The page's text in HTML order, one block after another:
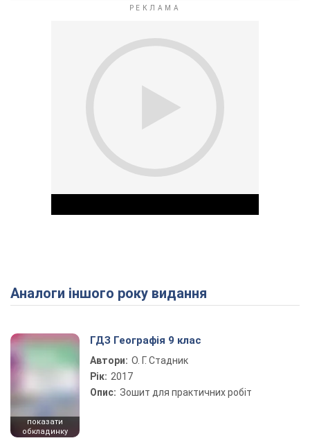
Play Video
Аналоги іншого року видання
показати
обкладинку
ГДЗ Географія 9 клас
Автори: О. Г. Стадник
Рік: 2017
Опис: Зошит для практичних робіт